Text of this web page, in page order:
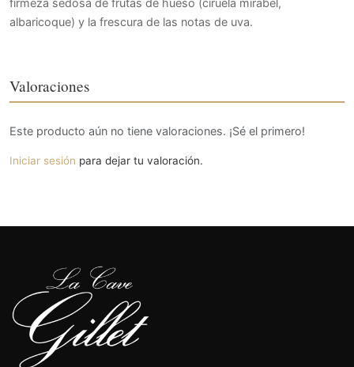
albaricoque) y la frescura de las notas de uva.
Valoraciones
Este producto aún no tiene valoraciones. ¡Sé el primero!
Iniciar sesión para dejar tu valoración.